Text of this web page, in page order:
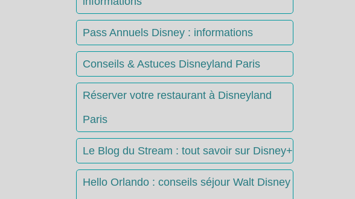
Pass Annuels Disney : informations
Conseils & Astuces Disneyland Paris
Réserver votre restaurant à Disneyland
Paris
Le Blog du Stream : tout savoir sur Disney+
Hello Orlando : conseils séjour Walt Disney